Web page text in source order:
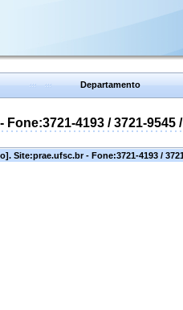
Departamento
4193 / 3721-
Site:prae.ufsc.br - Fone:3721-4193 /